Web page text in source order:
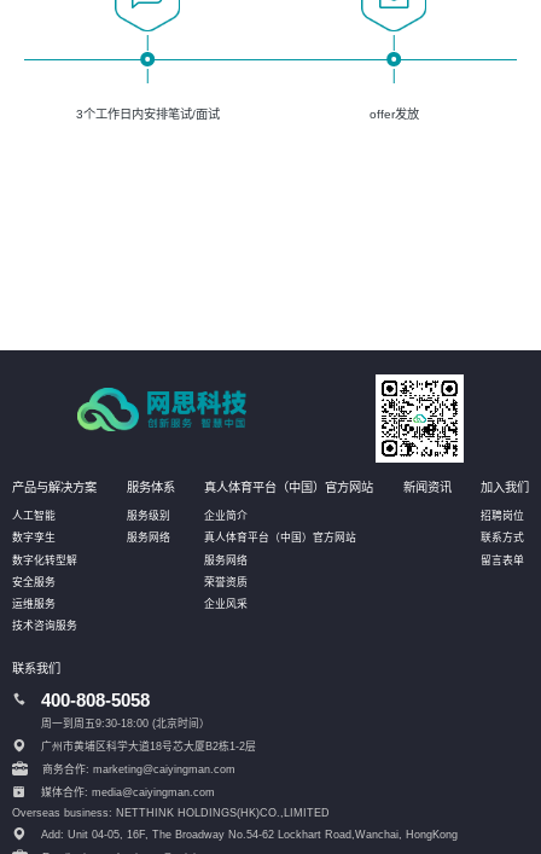
3个工作日内安排笔试/面试 offer发放
产品与解决方案
人工智能
数字孪生
数字化转型解
安全服务
运维服务
技术咨询服务
服务体系
服务级别
服务网络
真人体育平台（中国）官方网站
企业简介
真人体育平台（中国）官方网站
服务网络
荣誉资质
企业风采
新闻资讯 加入我们
招聘岗位
联系方式
留言表单
联系我们
400-808-5058
周一到周五9:30-18:00 (北京时间）
广州市黄埔区科学大道18号芯大厦B2栋1-2层
商务合作: marketing@caiyingman.com
媒体合作: media@caiyingman.com
Overseas business: NETTHINK HOLDINGS(HK)CO.,LIMITED
Add: Unit 04-05, 16F, The Broadway No.54-62 Lockhart Road, Wanchai, HongKong